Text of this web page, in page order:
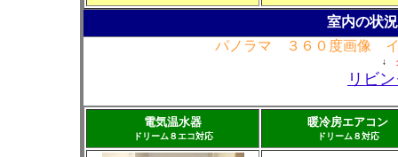
室内の状
パノラマ ３６０度画像 イ
↓
リビ
電気温水器
ドリーム８エコ対応
暖冷房エアコン
ドリーム８対応